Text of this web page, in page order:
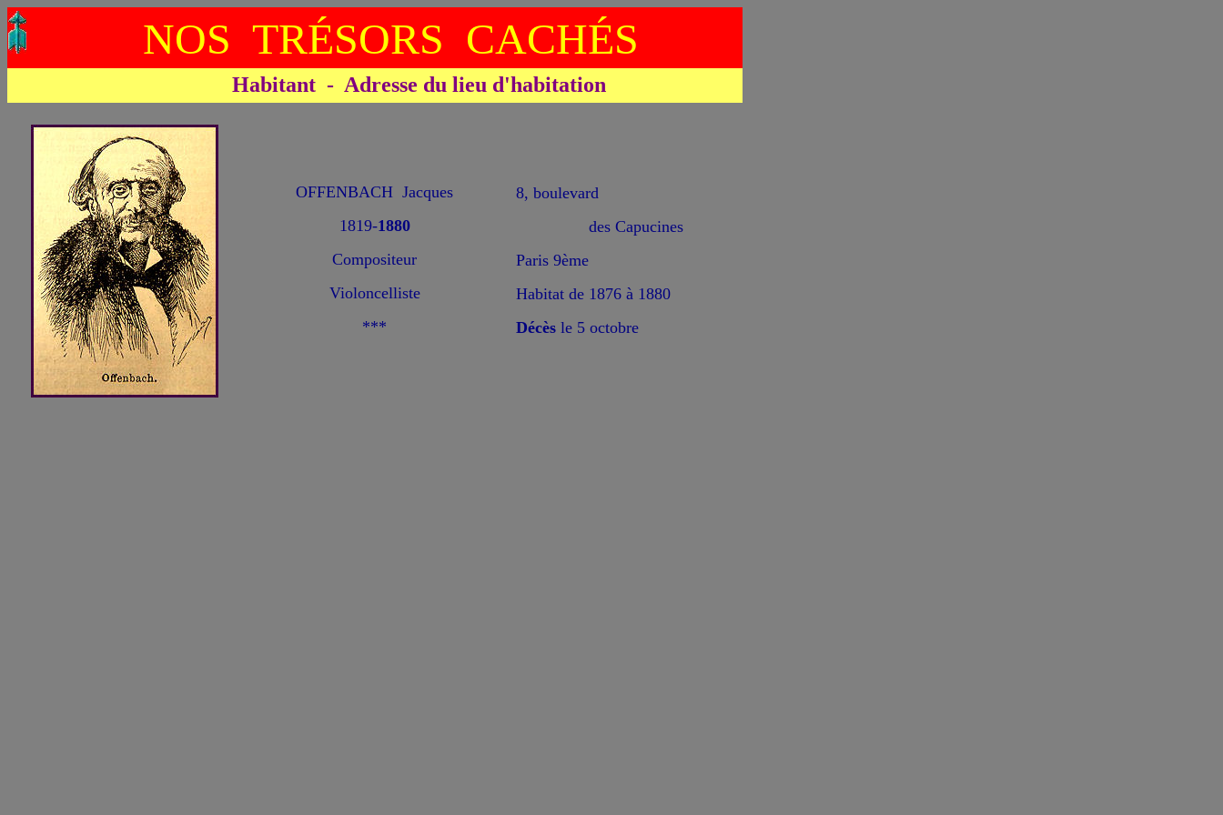
NOS TRÉSORS CACHÉS
Habitant - Adresse du lieu d'habitation
OFFENBACH Jacques
1819-1880
Compositeur
Violoncelliste
***
8, boulevard
des Capucines
Paris 9ème
Habitat de 1876 à 1880
Décès le 5 octobre